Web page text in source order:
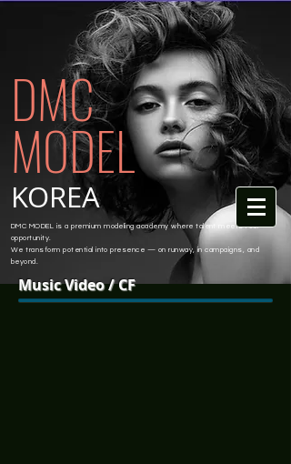
DMC
MODEL
KOREA
DMC MODEL is a premium modeling academy where talent meets real
opportunity.
We transform potential into presence — on runway, in campaigns, and
beyond.
Music Video / CF